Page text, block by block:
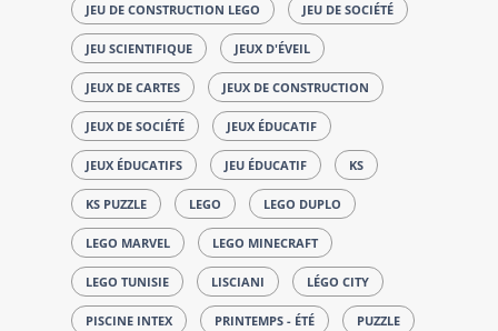
JEU DE CONSTRUCTION LEGO JEU DE SOCIÉTÉ
JEU SCIENTIFIQUE JEUX D'ÉVEIL
JEUX DE CARTES JEUX DE CONSTRUCTION
JEUX DE SOCIÉTÉ JEUX ÉDUCATIF
JEUX ÉDUCATIFS JEU ÉDUCATIF KS
KS PUZZLE LEGO LEGO DUPLO
LEGO MARVEL LEGO MINECRAFT
LEGO TUNISIE LISCIANI LÉGO CITY
PISCINE INTEX PRINTEMPS - ÉTÉ PUZZLE